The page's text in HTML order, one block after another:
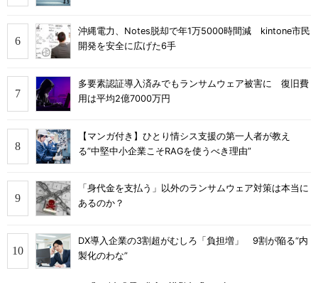
沖縄電力、Notes脱却で年1万5000時間減 kintone市民
開発を安全に広げた6手
多要素認証導入済みでもランサムウェア被害に 復旧費
用は平均2億7000万円
【マンガ付き】ひとり情シス支援の第一人者が教え
る”中堅中小企業こそRAGを使うべき理由”
「身代金を支払う」以外のランサムウェア対策は本当に
あるのか？
DX導入企業の3割超がむしろ「負担増」 9割が陥る“内
製化のわな”